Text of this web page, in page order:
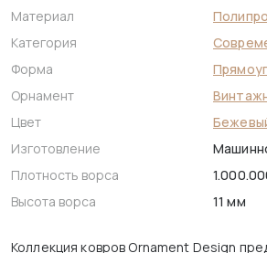
Материал
Категория
Форма
Орнамент
Цвет
Изготовление
Плотность ворса
Высота ворса
11 мм
Коллекция ковров Ornament Design